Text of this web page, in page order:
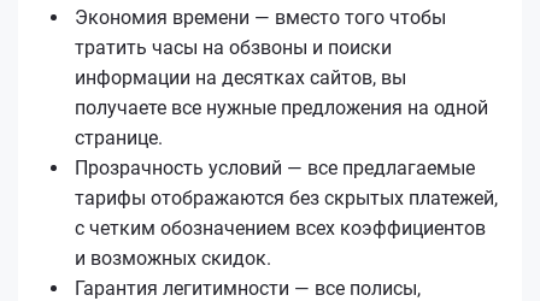
Экономия времени — вместо того чтобы
тратить часы на обзвоны и поиски
информации на десятках сайтов, вы
получаете все нужные предложения на одной
странице.
Прозрачность условий — все предлагаемые
тарифы отображаются без скрытых платежей,
с четким обозначением всех коэффициентов
и возможных скидок.
Гарантия легитимности — все полисы,